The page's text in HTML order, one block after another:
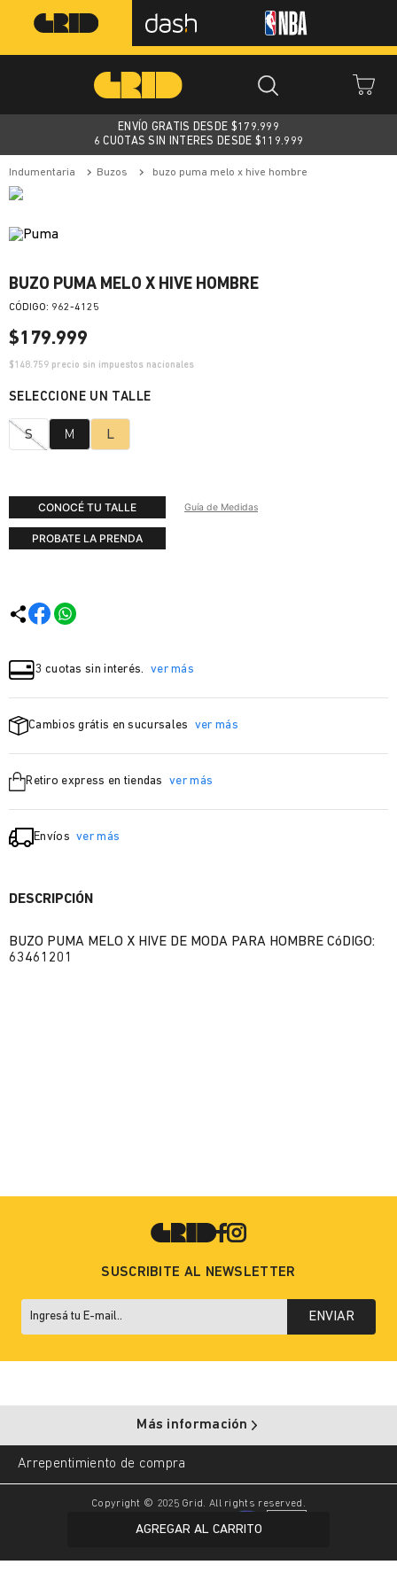
ENVÍO GRATIS DESDE $179.999
6 CUOTAS SIN INTERES DESDE $119.999
indumentaria buzos buzo puma melo x hive hombre
BUZO PUMA MELO X HIVE HOMBRE
: 962-4125
$179.999
$148.759 precio sin impuestos nacionales
S M L
CONOCÉ TU TALLE Guía de Medidas
PROBATE LA PRENDA
AGREGAR AL CARRITO
3 cuotas sin interés. ver más
Cambios grátis en sucursales ver más
Retiro express en tiendas ver más
Envíos ver más
DESCRIPCIÓN
BUZO PUMA MELO X HIVE DE MODA PARA HOMBRE CóDIGO:
63461201
SUSCRIBITE AL NEWSLETTER
ENVIAR
Más información
Arrepentimiento de compra
Copyright © 2025 Grid. All rights reserved.